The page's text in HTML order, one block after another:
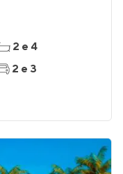
2 e 4
2 e 3